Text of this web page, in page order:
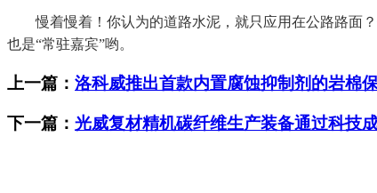
慢着慢着！你认为的道路水泥，就只应用在公路路面？
也是“常驻嘉宾”哟。
上一篇： 洛科威推出首款内置腐蚀抑制剂的岩棉
下一篇： 光威复材精机碳纤维生产装备通过科技